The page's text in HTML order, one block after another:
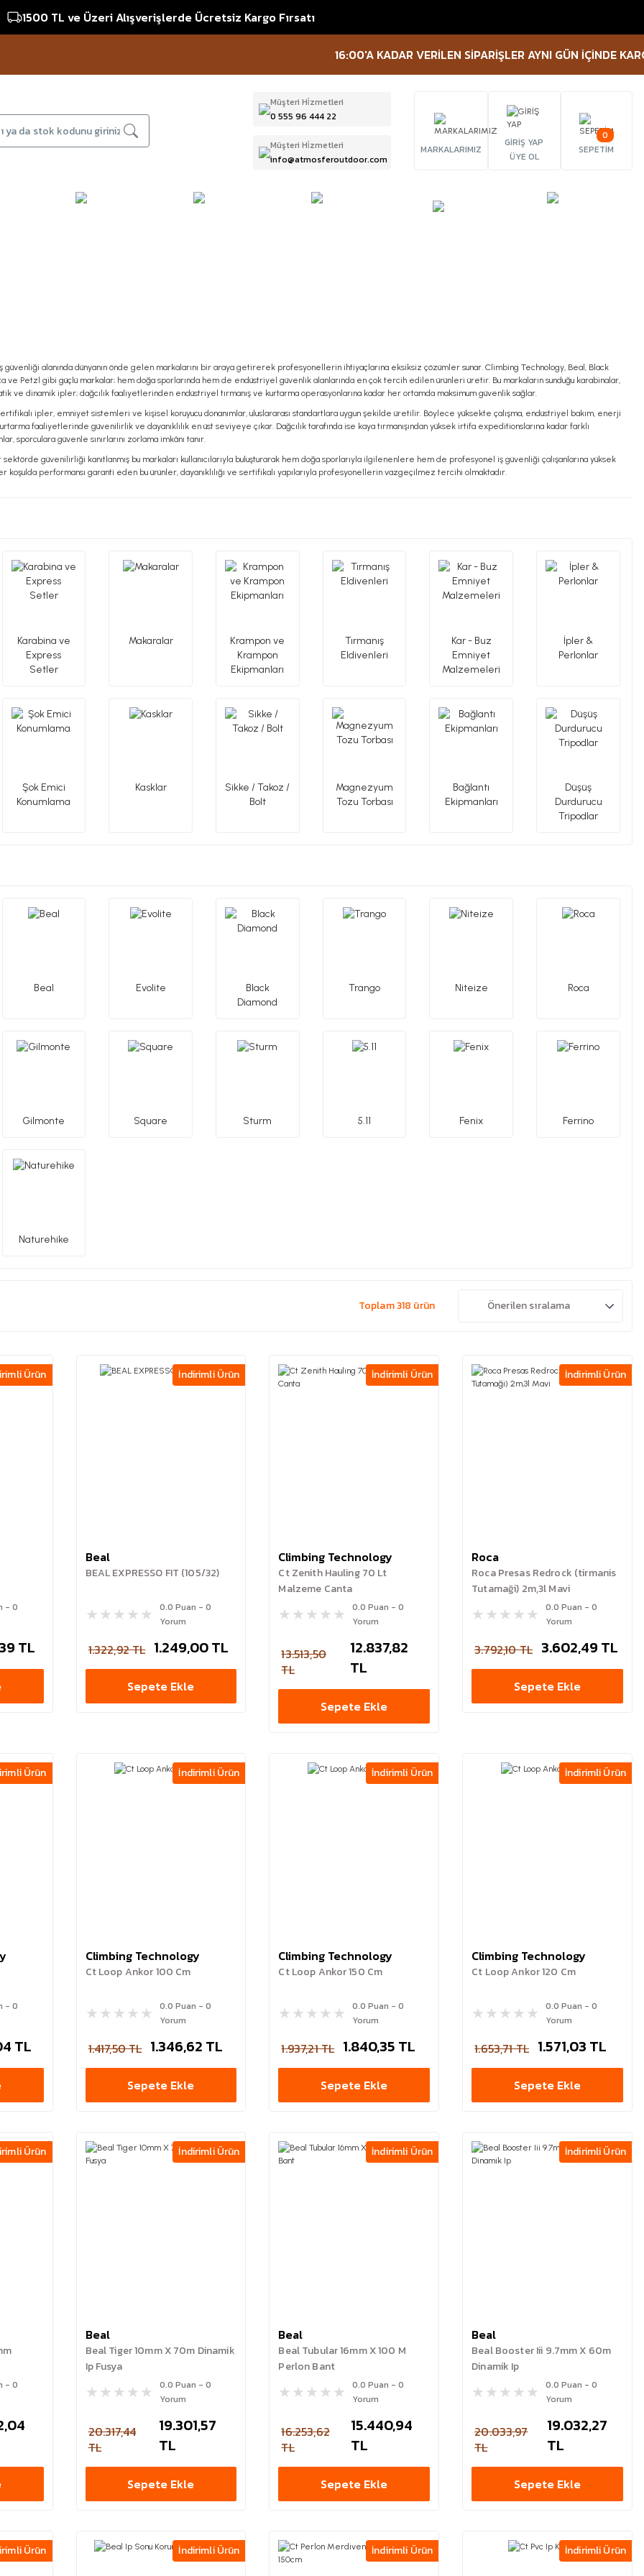
1500 TL ve Üzeri Alışverişlerde Ücretsiz Kargo Fırsatı
16:00'A KADAR VERİLEN SİPARİŞLER AYNI GÜN İÇİNDE KARGOYA
Müşteri Hi̇zmetleri
0 555 96 444 22
Müşteri Hi̇zmetleri
info@atmosferoutdoor.com
MARKALARIMIZ
GİRİŞ YAP
ÜYE OL
0
SEPETİM
güvenliği alanında dünyanın önde gelen markalarını bir araya getirerek profesyonellerin ihtiyaçlarına eksiksiz çözümler sunar. Climbing Technology, Beal, Black
ve Petzl gibi güçlü markalar; hem doğa sporlarında hem de endüstriyel güvenlik alanlarında en çok tercih edilen ürünleri üretir. Bu markaların sunduğu karabinalar,
ve dinamik ipler; dağcılık faaliyetlerinden endüstriyel tırmanış ve kurtarma operasyonlarına kadar her ortamda maksimum güvenlik sağlar.
ipler, emniyet sistemleri ve kişisel koruyucu donanımlar, uluslararası standartlara uygun şekilde üretilir. Böylece yüksekte çalışma, endüstriyel bakım, enerji
faaliyetlerinde güvenilirlik ve dayanıklılık en üst seviyeye çıkar. Dağcılık tarafında ise kaya tırmanışından yüksek irtifa expeditionslarına kadar farklı
sporculara güvenle sınırlarını zorlama imkânı tanır.
sektörde güvenilirliği kanıtlanmış bu markaları kullanıcılarıyla buluşturarak hem doğa sporlarıyla ilgilenenlere hem de profesyonel iş güvenliği çalışanlarına yüksek
koşulda performansı garanti eden bu ürünler, dayanıklılığı ve sertifikalı yapılarıyla profesyonellerin vazgeçilmez tercihi olmaktadır.
Karabina ve
Express
Setler
Makaralar
Krampon ve
Krampon
Ekipmanları
Tırmanış
Eldivenleri
Kar - Buz
Emniyet
Malzemeleri
İpler &
Perlonlar
Şok Emici
Konumlama
Kasklar
Sikke / Takoz /
Bolt
Magnezyum
Tozu Torbası
Bağlantı
Ekipmanları
Düşüş
Durdurucu
Tripodlar
Beal Evolite
Black
Diamond
Trango Niteize Roca
Gilmonte Square Sturm 5.11 Fenix Ferrino
Naturehike
Toplam 318 ürün
Ürün
- 0
TL
İndirimli Ürün
Beal
BEAL EXPRESSO FIT (105/32)
0.0 Puan - 0
Yorum
1.322,92 TL 1.249,00 TL
Sepete Ekle
İndirimli Ürün
Climbing Technology
Ct Zenith Hauling 70 Lt
Malzeme Canta
0.0 Puan - 0
Yorum
13.513,50
TL
12.837,82
TL
Sepete Ekle
İndirimli Ürün
Roca
Roca Presas Redrock (tirmanis
Tutamaği) 2m,3l Mavi
0.0 Puan - 0
Yorum
3.792,10 TL 3.602,49 TL
Sepete Ekle
Ürün
- 0
TL
İndirimli Ürün
Climbing Technology
Ct Loop Ankor 100 Cm
0.0 Puan - 0
Yorum
1.417,50 TL 1.346,62 TL
Sepete Ekle
İndirimli Ürün
Climbing Technology
Ct Loop Ankor 150 Cm
0.0 Puan - 0
Yorum
1.937,21 TL 1.840,35 TL
Sepete Ekle
İndirimli Ürün
Climbing Technology
Ct Loop Ankor 120 Cm
0.0 Puan - 0
Yorum
1.653,71 TL 1.571,03 TL
Sepete Ekle
Ürün
- 0
İndirimli Ürün
Beal
Beal Tiger 10mm X 70m Dinamik
Ip Fusya
0.0 Puan - 0
Yorum
20.317,44
TL
19.301,57
TL
Sepete Ekle
İndirimli Ürün
Beal
Beal Tubular 16mm X 100 M
Perlon Bant
0.0 Puan - 0
Yorum
16.253,62
TL
15.440,94
TL
Sepete Ekle
İndirimli Ürün
Beal
Beal Booster Iii 9.7mm X 60m
Dinamik Ip
0.0 Puan - 0
Yorum
20.033,97
TL
19.032,27
TL
Sepete Ekle
Ürün İndirimli Ürün İndirimli Ürün İndirimli Ürün